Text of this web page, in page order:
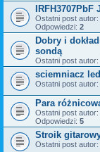
Ostatni post autor:
Odpowiedzi: 2
Dobry i
sondą
Ostatni post autor:
sciemniacz led
Ostatni post autor:
Para
Ostatni post autor:
Odpowiedzi: 5
Stroik
Ostatni post autor: